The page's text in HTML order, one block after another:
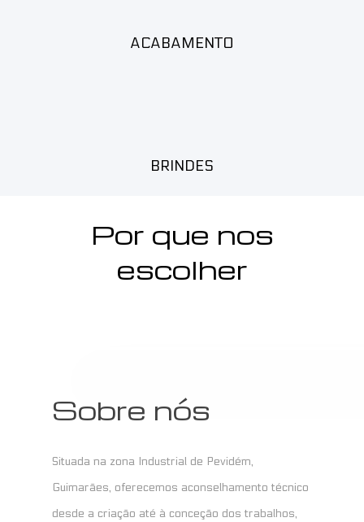
ACABAMENTO
BRINDES
Por que nos
escolher
Sobre nós
Situada na zona Industrial de Pevidém,
Guimarães, oferecemos aconselhamento técnico
desde a criação até à conceção dos trabalhos,